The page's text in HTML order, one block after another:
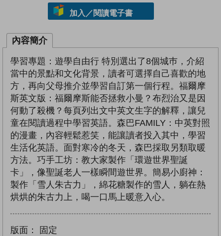
加入／閱讀電子書
內容簡介
學習專題：遊學自由行 特別選出了8個城巿，介紹
當中的景點和文化背景，讀者可選擇自己喜歡的地
方，再向父母推介並學習自訂第一個行程。福爾摩
斯英文版：福爾摩斯能否拯救小曼？布烈治又是因
何動了殺機？每頁列出文中英文生字的解釋，讓兒
童在閱讀過程中學習英語。森巴FAMILY：中英對照
的漫畫，內容輕鬆惹笑，能讓讀者投入其中，學習
生活化英語。面對寒冷的冬天，森巴採取另類取暖
方法。巧手工坊：教大家製作「環遊世界聖誕
卡」，像聖誕老人一樣瞬間遊世界。簡易小廚神：
製作「雪人朱古力」，綿花糖製作的雪人，躺在熱
烘烘的朱古力上，喝一口馬上暖意入心。
版面：
固定